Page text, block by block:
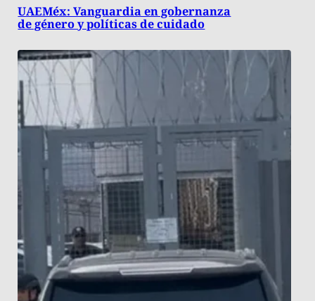
UAEMéx: Vanguardia en gobernanza
de género y políticas de cuidado